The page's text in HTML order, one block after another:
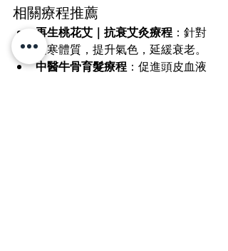
相關療程推薦
再生桃花艾｜抗衰艾灸療程：針對
虛寒體質，提升氣色，延緩衰老。
中醫牛骨育髮療程：促進頭皮血液